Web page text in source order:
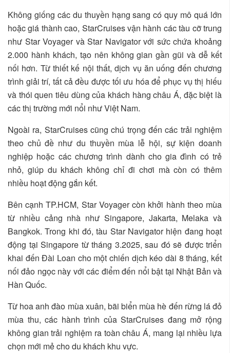
Không giống các du thuyền hạng sang có quy mô quá lớn
hoặc giá thành cao, StarCruises vận hành các tàu cỡ trung
như Star Voyager và Star Navigator với sức chứa khoảng
2.000 hành khách, tạo nên không gian gần gũi và dễ kết
nối hơn. Từ thiết kế nội thất, dịch vụ ăn uống đến chương
trình giải trí, tất cả đều được tối ưu hóa để phục vụ thị hiếu
và thói quen tiêu dùng của khách hàng châu Á, đặc biệt là
các thị trường mới nổi như Việt Nam.
Ngoài ra, StarCruises cũng chú trọng đến các trải nghiệm
theo chủ đề như du thuyền mùa lễ hội, sự kiện doanh
nghiệp hoặc các chương trình dành cho gia đình có trẻ
nhỏ, giúp du khách không chỉ đi chơi mà còn có thêm
nhiều hoạt động gắn kết.
Bên cạnh TP.HCM, Star Voyager còn khởi hành theo mùa
từ nhiều cảng nhà như Singapore, Jakarta, Melaka và
Bangkok. Trong khi đó, tàu Star Navigator hiện đang hoạt
động tại Singapore từ tháng 3.2025, sau đó sẽ được triển
khai đến Đài Loan cho một chiến dịch kéo dài 8 tháng, kết
nối đảo ngọc này với các điểm đến nổi bật tại Nhật Bản và
Hàn Quốc.
Từ hoa anh đào mùa xuân, bãi biển mùa hè đến rừng lá đỏ
mùa thu, các hành trình của StarCruises đang mở rộng
không gian trải nghiệm ra toàn châu Á, mang lại nhiều lựa
chọn mới mẻ cho du khách khu vực.